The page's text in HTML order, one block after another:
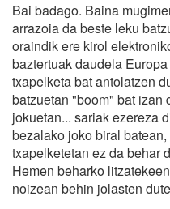
Bai badago. Baina
arrazoia da beste leku
oraindik ere kirol
baztertuak daudela
txapelketa bat antolatzen
batzuetan "boom" bat izan
jokuetan... sariak ezereza
bezalako joko biral
txapelketetan ez da behar
Hemen beharko
noizean behin jolasten